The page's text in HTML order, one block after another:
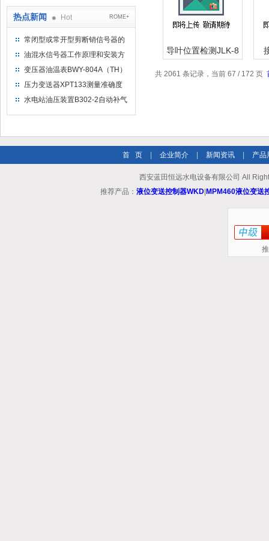
热点新闻 Hot ROME+
常闭型或常开型剪断销信号器的
工作原理
油混水信号器工作原理和安装方
式
变压器油温表BWY-804A（TH）
测量范围
压力变送器XPT133测量准确度
不高是什么原因导致的？
水电站油压装置B302-2自动补气
导叶位置检测JLK-8
共 2061 条记录，当前 67 / 172 页
首 页 企业简介 新闻资讯 产品
西安蓝田恒远水电设备有限公司 All
推荐产品： 液位变送控制器WKD MPM460液位变送